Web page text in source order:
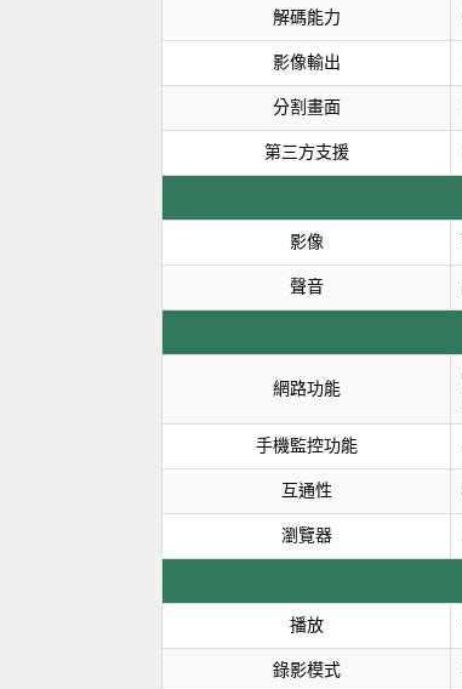
解碼能力
影像輸出
分割畫面
第三方支援
影像
聲音
網路功能
手機監控功能
互通性
瀏覽器
播放
錄影模式